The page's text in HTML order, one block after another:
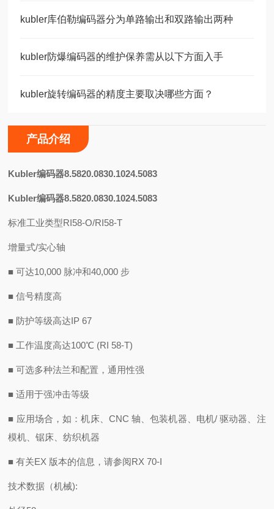
kubler库伯勒编码器分为单路输出和双路输出两种
kubler防爆编码器的维护保养需从以下方面入手
kubler旋转编码器的精度主要取决哪些方面？
产品介绍
Kubler编码器8.5820.0830.1024.5083
Kubler编码器8.5820.0830.1024.5083
标准工业类型RI58-O/RI58-T
增量式/实心轴
■ 可达10,000 脉冲和40,000 步
■ 信号精度高
■ 防护等级高达IP 67
■ 工作温度高达100℃ (RI 58-T)
■ 可选多种法兰和配置，通用性强
■ 适用于强冲击等级
■ 应用场合，如：机床、CNC 轴、包装机器、电机/ 驱动器、注
模机、锯床、纺织机器
■ 有关EX 版本的信息，请参阅RX 70-I
技术数据（机械):